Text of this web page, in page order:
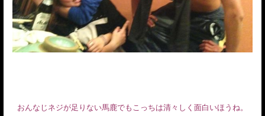
おんなじネジが足りない馬鹿でもこっちは清々しく面白いほうね。